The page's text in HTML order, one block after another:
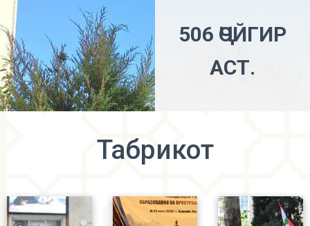
506 ҶОЙГИР
АСТ.
Табрикот